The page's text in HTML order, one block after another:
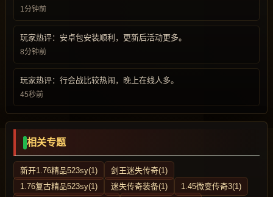
1分钟前
玩家热评：安卓包安装顺利，更新后活动更多。
8分钟前
玩家热评：行会战比较热闹，晚上在线人多。
45秒前
相关专题
新开1.76精品523sy(1)
剑王迷失传奇(1)
1.76复古精品523sy(1)
迷失传奇装备(1)
1.45微变传奇3(1)